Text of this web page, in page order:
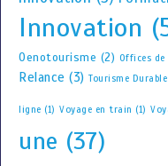
Innovation
Oenotourisme (2) Offices
Relance (3) Tourisme Durable
ligne (1) Voyage en train (1)
une (37)